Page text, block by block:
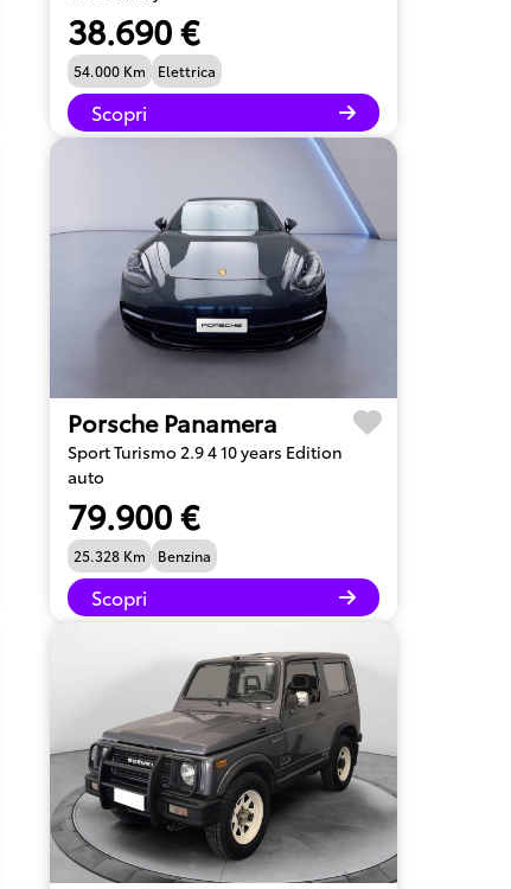
38.690 €
54.000 Km Elettrica
Scopri
Porsche Panamera
Sport Turismo 2.9 4 10 years Edition
auto
79.900 €
25.328 Km Benzina
Scopri